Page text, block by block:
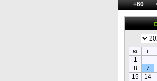
60+
ו
ש
1
7
8
14
15